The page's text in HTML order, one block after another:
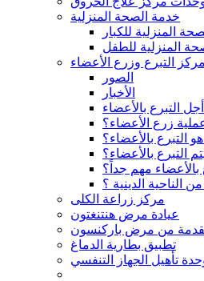
خدمة الصحة المنزلية
المنزلية للكبار
المنزلية للطفل
مركز التبرع وزرع الأعضاء
الصور
الأخبار
التبرع بالأعضاء
زرع الأعضاء؟
التبرع بالأعضاء؟
التبرع بالأعضاء؟
بالأعضاء مهم جداً؟
الناحية الدينية ؟
مركز زراعة الكلى
عيادة مرض هنتنغتون
من مرض باركنسون
تطبيق بطارية الدماغ
تأهيل الجهاز التنفسي